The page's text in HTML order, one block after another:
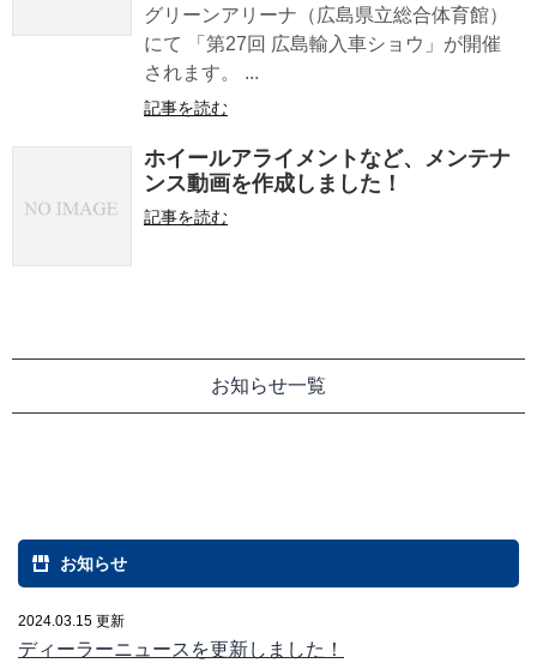
グリーンアリーナ（広島県立総合体育館）
にて 「第27回 広島輸入車ショウ」が開催
されます。 ...
記事を読む
ホイールアライメントなど、メンテナ
ンス動画を作成しました！
記事を読む
お知らせ一覧
お知らせ
2024.03.15 更新
ディーラーニュースを更新しました！